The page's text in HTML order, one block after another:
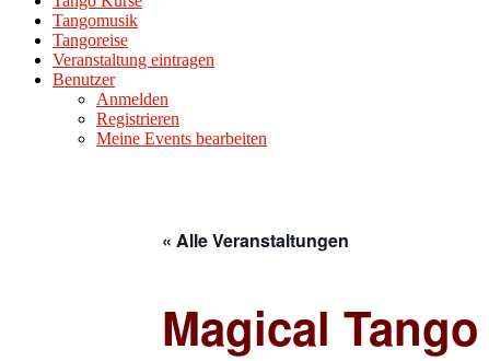
Tangomusik
Tangoreise
Veranstaltung eintragen
Benutzer
Anmelden
Registrieren
Meine Events bearbeiten
« Alle Veranstaltungen
Magical Tango